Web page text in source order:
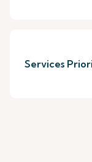
Services